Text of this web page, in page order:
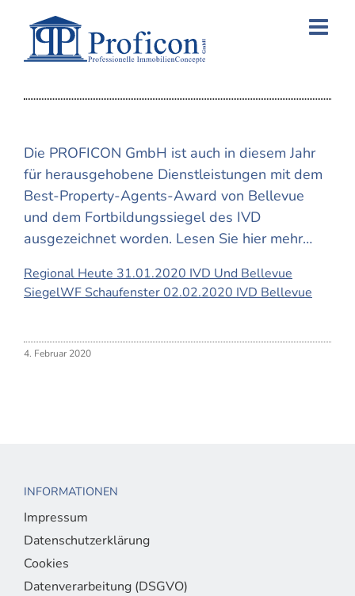
content
Die PROFICON GmbH ist auch in diesem Jahr
für herausgehobene Dienstleistungen mit dem
Best-Property-Agents-Award von Bellevue
und dem Fortbildungssiegel des IVD
ausgezeichnet worden. Lesen Sie hier mehr…
Regional Heute 31.01.2020 IVD Und Bellevue
SiegelWF Schaufenster 02.02.2020 IVD Bellevue
4. Februar 2020
INFORMATIONEN
Impressum
Datenschutzerklärung
Cookies
Datenverarbeitung (DSGVO)